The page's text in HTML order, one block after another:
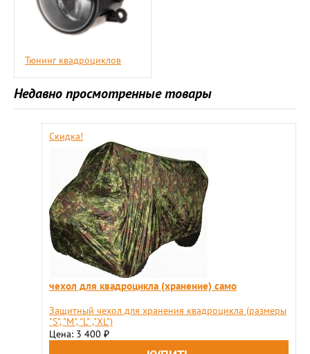
Тюнинг квадроциклов
Недавно просмотренные товары
Скидка!
чехол для квадроцикла (хранение) само
Защитный чехол для хранения квадроцикла (размеры
"S", "М", "L" ,"XL")
Цена: 3 400 ₽